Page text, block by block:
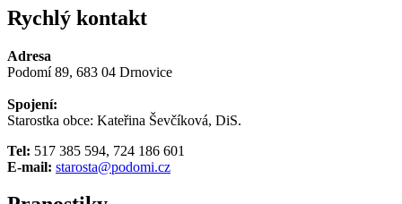
Rychlý kontakt
Adresa
Podomí 89, 683 04 Drnovice
Spojení:
Starostka obce: Kateřina Ševčíková, DiS.
Tel: 517 385 594, 724 186 601
E-mail: starosta@podomi.cz